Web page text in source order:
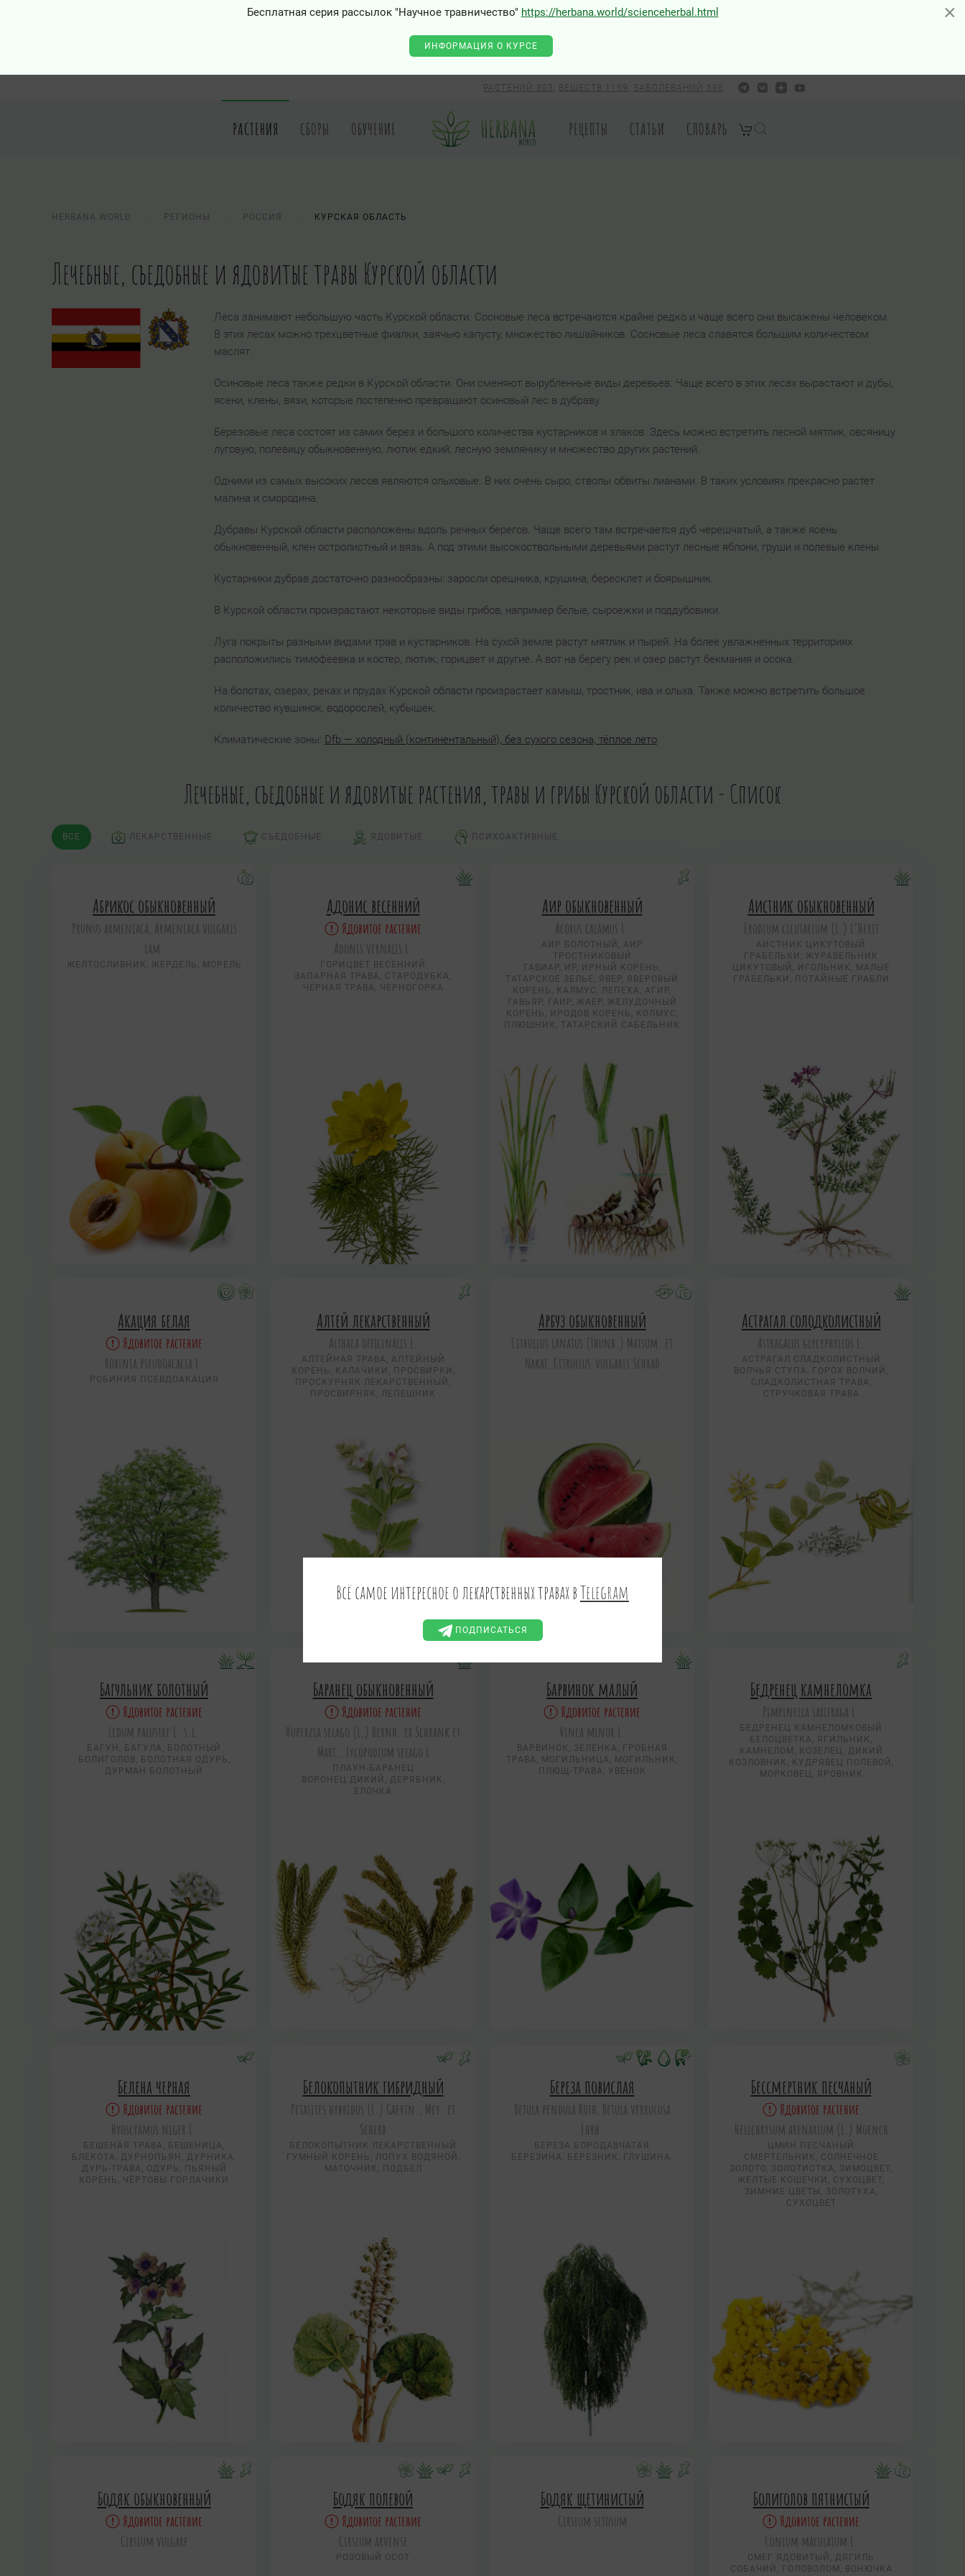
×
Бесплатная серия рассылок "Научное травничество" https://herbana.world/scienceherbal.html
ИНФОРМАЦИЯ О КУРСЕ
РАСТЕНИЙ 303 ВЕЩЕСТВ 1159 ЗАБОЛЕВАНИЙ 596
РАСТЕНИЯ СБОРЫ ОБУЧЕНИЕ РЕЦЕПТЫ СТАТЬИ СЛОВАРЬ
HERBANA.WORLD РЕГИОНЫ РОССИЯ КУРСКАЯ ОБЛАСТЬ
Лечебные, съедобные и ядовитые травы Курской области
Леса занимают небольшую часть Курской области. Сосновые леса встречаются крайне редко и чаще всего они высажены человеком.
В этих лесах можно трехцветные фиалки, заячью капусту, множество лишайников. Сосновые леса славятся большим количеством
маслят.
Осиновые леса также редки в Курской области. Они сменяют вырубленные виды деревьев. Чаще всего в этих лесах вырастают и дубы,
ясени, клены, вязи, которые постепенно превращают осиновый лес в дубраву.
Березовые леса состоят из самих берез и большого количества кустарников и злаков. Здесь можно встретить лесной мятлик, овсяницу
луговую, полевицу обыкновенную, лютик едкий, лесную землянику и множество других растений.
Одними из самых высоких лесов являются ольховые. В них очень сыро, стволы обвиты лианами. В таких условиях прекрасно растет
малина и смородина.
Дубравы Курской области расположены вдоль речных берегов. Чаще всего там встречается дуб черешчатый, а также ясень
обыкновенный, клен остролистный и вязь. А под этими высокоствольными деревьями растут лесные яблони, груши и полевые клены.
Кустарники дубрав достаточно разнообразны: заросли орешника, крушина, бересклет и боярышник.
В Курской области произрастают некоторые виды грибов, например белые, сыроежки и поддубовики.
Луга покрыты разными видами трав и кустарников. На сухой земле растут мятлик и пырей. На более увлажненных территориях
расположились тимофеевка и костер, лютик, горицвет и другие. А вот на берегу рек и озер растут бекмания и осока.
На болотах, озерах, реках и прудах Курской области произрастает камыш, тростник, ива и ольха. Также можно встретить большое
количество кувшинок, водорослей, кубышек.
Климатические зоны: Dfb — холодный (континентальный), без сухого сезона, тёплое лето
Лечебные, съедобные и ядовитые растения, травы и грибы Курской области - Список
ВСЕ ЛЕКАРСТВЕННЫЕ СЪЕДОБНЫЕ ЯДОВИТЫЕ ПСИХОАКТИВНЫЕ
Абрикос обыкновенный
Prunus armeniaca, Armeniaca vulgaris
Lam.
ЖЕЛТОСЛИВНИК, ЖЕРДЕЛЬ, МОРЕЛЬ
Адонис весенний
Ядовитое растение
Adonis vernalis L.
ГОРИЦВЕТ ВЕСЕННИЙ
ЗАПАРНАЯ ТРАВА, СТАРОДУБКА,
ЧЕРНАЯ ТРАВА, ЧЕРНОГОРКА
Аир обыкновенный
Acorus calamus L.
АИР БОЛОТНЫЙ, АИР
ТРОСТНИКОВЫЙ
ГАВИАР, ИР, ИРНЫЙ КОРЕНЬ,
ТАТАРСКОЕ ЗЕЛЬЕ, ЯВЕР, ЯВЕРОВЫЙ
КОРЕНЬ, КАЛМУС, ЛЕПЕХА, АГИР,
ГАВЬЯР, ГАИР, ЖАЕР, ЖЕЛУДОЧНЫЙ
КОРЕНЬ, ИРОДОВ КОРЕНЬ, КОЛМУС,
ПЛЮШНИК, ТАТАРСКИЙ САБЕЛЬНИК
Аистник обыкновенный
Erodium cicutarium (L.) L’Herit
АИСТНИК ЦИКУТОВЫЙ
ГРАБЕЛЬКИ, ЖУРАВЕЛЬНИК
ЦИКУТОВЫЙ, ИГОЛЬНИК, МАЛЫЕ
ГРАБЕЛЬКИ, ПОТАЙНЫЕ ГРАБЛИ
Акация белая
Ядовитое растение
Robinia pseudoacacia L.
РОБИНИЯ ПСЕВДОАКАЦИЯ
Алтей лекарственный
Althaea officinalis L.
АЛТЕЙНАЯ ТРАВА, АЛТЕЙНЫЙ
КОРЕНЬ, КАЛАЧИКИ, ПРОСВИРКИ,
ПРОСКУРНЯК ЛЕКАРСТВЕННЫЙ,
ПРОСВИРНЯК, ЛЕПЕШНИК
Арбуз обыкновенный
Citrullus lanatus (Thunb.) Matsum. et
Nakai, Citrullus.vulgaris Schrad
Астрагал солодколистный
Astragalus glycyphyllos L.
АСТРАГАЛ СЛАДКОЛИСТНЫЙ
ВОЛЧЬЯ СТУПА, ГОРОХ ВОЛЧИЙ,
СЛАДКОЛИСТНАЯ ТРАВА,
СТРУЧКОВАЯ ТРАВА
Багульник болотный
Ядовитое растение
Ledum palustre L. s.l.
БАГУН, БАГУЛА, БОЛОТНЫЙ
БОЛИГОЛОВ, БОЛОТНАЯ ОДУРЬ,
ДУРМАН БОЛОТНЫЙ
Баранец обыкновенный
Ядовитое растение
Huperzia selago (L.) Bernh. ex Schrank et
Mart., Lycopodium selago L
ПЛАУН-БАРАНЕЦ
ВОРОНЕЦ ДИКИЙ, ДЕРЯБНИК,
ЕЛОЧКА
Барвинок малый
Ядовитое растение
Vinca minor L.
ВАРВИНОК, ЗЕЛЕНКА, ГРОБНАЯ
ТРАВА, МОГИЛЬНИЦА, МОГИЛЬНИК,
ПЛЮЩ-ТРАВА, УВЕНОК
Бедренец камнеломка
Pimpinella saxifraga L.
БЕДРЕНЕЦ КАМНЕЛОМКОВЫЙ
БЕЛОЦВЕТКА, ЯГИЛЬНИК,
КАМНЕЛОМ, КОЗЕЛЕЦ, ДИКИЙ
КОЗЛОВНИК, КУДРЯВЕЦ ПОЛЕВОЙ,
МОРКОВЕЦ, ЯРОВНИК
Белена черная
Ядовитое растение
Hyoscyamus niger L.
БЕШЕНАЯ ТРАВА, БЕШЕНИЦА,
БЛЕКОТА, ДУРНОПЬЯН, ДУРНИКА,
ДУРЬ-ТРАВА, ОДУРЬ, ПЬЯНЫЙ
КОРЕНЬ, ЧЁРТОВЫ ГОРЛАЧИКИ
Белокопытник гибридный
Petasites hybridus (L.) Gaertn., Mey. et
Scherb
БЕЛОКОПЫТНИК ЛЕКАРСТВЕННЫЙ
ГУМНЫЙ КОРЕНЬ, ЛОПУХ ВОДЯНОЙ,
МАТОЧНИК, ПОДБЕЛ
Береза повислая
Betula pendula Roth, Betula verrucosa
Ehrh.
БЕРЕЗА БОРОДАВЧАТАЯ
БЕРЕЗИНА, БЕРЕЗНИК, ГЛУШИНА.
Бессмертник песчаный
Ядовитое растение
Helichrysum arenarium (L.) Moench
ЦМИН ПЕСЧАНЫЙ
СМЕРТЕЛЬНИК, СОЛНЕЧНОЕ
ЗОЛОТО, ЗОЛОТИСТКА, ЗИМОЦВЕТ,
ЖЕЛТЫЕ КОШЕЧКИ, СУХОЦВЕТ,
ЗИМНИЕ ЦВЕТЫ, ЗОЛОТУХА,
СУХОЦВЕТ
Бодяк обыкновенный
Ядовитое растение
Cirsium vulgare
Бодяк полевой
Ядовитое растение
Cirsium arvense
РОЗОВЫЙ ОСОТ
Бодяк щетинистый
Cirsium setosum
Болиголов пятнистый
Ядовитое растение
Conium maculatum L.
ОМЕГ ЯДОВИТЫЙ, ДЯГИЛЬ
СОБАЧИЙ, ГОЛОВОЛОМ, ВОНЮЧКА
×
Всё самое интересное о лекарственных травах вTelegram
ПОДПИСАТЬСЯ